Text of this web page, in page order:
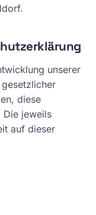
unserer
diese
Die jeweils
auf dieser